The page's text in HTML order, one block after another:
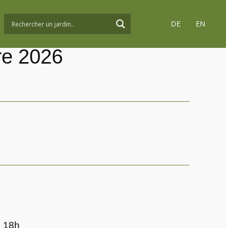
DE EN
2026
18h